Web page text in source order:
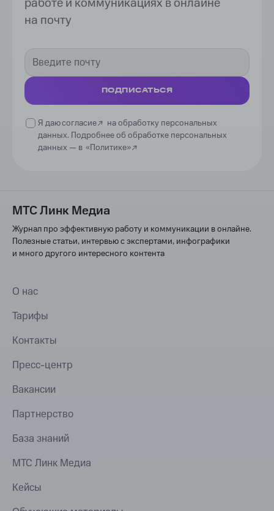
на почту
ПОДПИСАТЬСЯ
Я даюсогласие
на обработку персональных
данных. Подробнее об обработке персональных
данных — в «Политике»
МТС Линк Медиа
Журнал про эффективную работу и коммуникации в онлайне.
Полезные статьи, интервью с экспертами, инфографики
и много другого интересного контента
О нас
Тарифы
Контакты
Пресс-центр
Вакансии
Партнерство
База знаний
МТС Линк Медиа
Кейсы